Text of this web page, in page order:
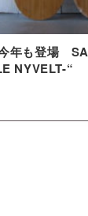
年も登場
NYVELT-“